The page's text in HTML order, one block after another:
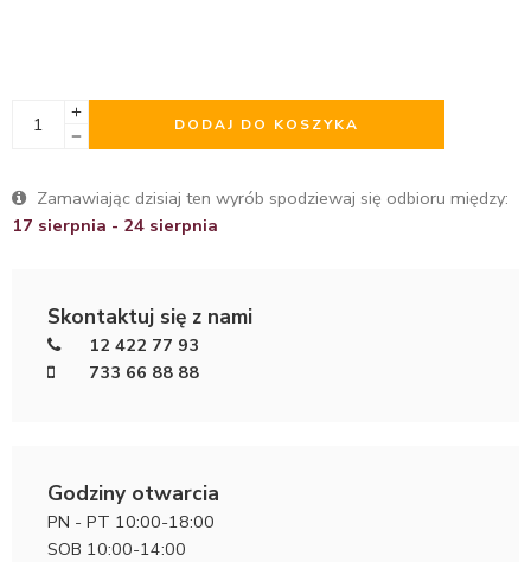
DODAJ DO KOSZYKA
Zamawiając dzisiaj ten wyrób spodziewaj się odbioru między:
17 sierpnia - 24 sierpnia
Skontaktuj się z nami
12 422 77 93
733 66 88 88
Godziny otwarcia
PN - PT 10:00-18:00
SOB 10:00-14:00